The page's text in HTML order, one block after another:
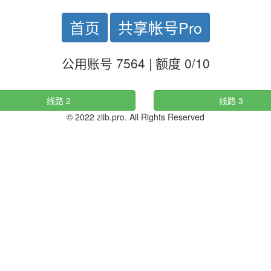
首页 共享帐号Pro
公用账号 7564 | 额度 0/10
线路 2
线路 3
© 2022 zlib.pro. All Rights Reserved